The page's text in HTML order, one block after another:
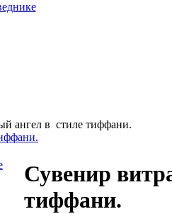
ангел в стиле тиффани.
Сувенир
тиффани.